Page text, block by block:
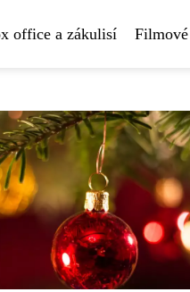
office a zákulisí